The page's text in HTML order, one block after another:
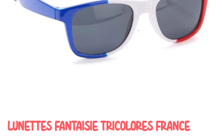
LUNETTES FANTAISIE TRICOLORES FRANCE